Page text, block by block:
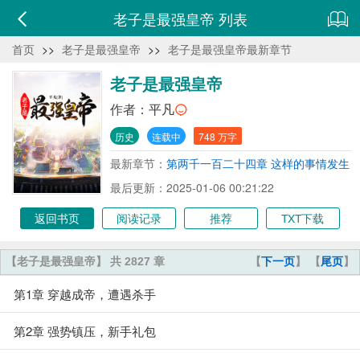
老子是最强皇帝 列表
首页 >> 老子是最强皇帝 >> 老子是最强皇帝最新章节
老子是最强皇帝
作者： 平凡
历史 连载中 748 万字
最新章节： 第两千一百二十四章 这样的事情发生
了
最后更新：2025-01-06 00:21:22
返回书页
阅读记录 推荐 TXT下载
【下一页】 【尾页】
【老子是最强皇帝】 共 2827 章
第1章 穿越成帝，遭遇杀手
第2章 强势镇压，新手礼包